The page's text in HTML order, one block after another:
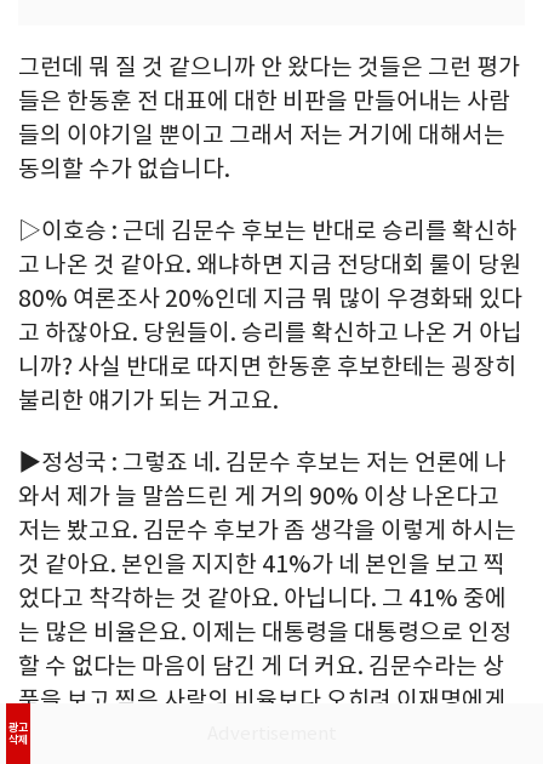
그런데 뭐 질 것 같으니까 안 왔다는 것들은 그런 평가
들은 한동훈 전 대표에 대한 비판을 만들어내는 사람
들의 이야기일 뿐이고 그래서 저는 거기에 대해서는
동의할 수가 없습니다.
▷이호승 : 근데 김문수 후보는 반대로 승리를 확신하
고 나온 것 같아요. 왜냐하면 지금 전당대회 룰이 당원
80% 여론조사 20%인데 지금 뭐 많이 우경화돼 있다
고 하잖아요. 당원들이. 승리를 확신하고 나온 거 아닙
니까? 사실 반대로 따지면 한동훈 후보한테는 굉장히
불리한 얘기가 되는 거고요.
▶정성국 : 그렇죠 네. 김문수 후보는 저는 언론에 나
와서 제가 늘 말씀드린 게 거의 90% 이상 나온다고
저는 봤고요. 김문수 후보가 좀 생각을 이렇게 하시는
것 같아요. 본인을 지지한 41%가 네 본인을 보고 찍
었다고 착각하는 것 같아요. 아닙니다. 그 41% 중에
는 많은 비율은요. 이제는 대통령을 대통령으로 인정
할 수 없다는 마음이 담긴 게 더 커요. 김문수라는 상
품을 보고 찍은 사람의 비율보다 오히려 이재명에게
정권을 줘서는 안 된다는 그 절박함이 더 많이 모였습
광고
삭제